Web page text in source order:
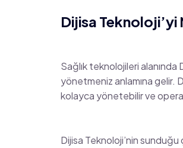
Dijisa Teknoloji’yi
Sağlık teknolojileri
yönetmeniz anlamına gelir.
kolayca yönetebilir ve
Dijisa Teknoloji’nin sunduğu